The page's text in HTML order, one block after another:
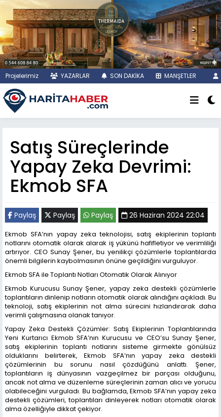
Projelerimiz YAZARLAR SON DAKİKA MANŞETLER
Satış Süreçlerinde
Yapay Zeka Devrimi:
Ekmob SFA
Paylaş Paylaş Paylaş 26 Haziran 2024 22:04
Ekmob SFA’nın yapay zeka teknolojisi, satış ekiplerinin toplantı
notlarını otomatik olarak alarak iş yükünü hafifletiyor ve verimliliği
artırıyor. CEO Sunay Şener, bu yenilikçi çözümlerle toplantılarda
önemli bilgilerin kaybolmasının önüne geçildiğini vurguluyor.
Ekmob SFA ile Toplantı Notları Otomatik Olarak Alınıyor
Ekmob Kurucusu Sunay Şener, yapay zeka destekli çözümlerle
toplantıların dinlenip notların otomatik olarak alındığını açıkladı. Bu
teknoloji, satış ekiplerinin not alma sürecini hızlandırarak daha
verimli çalışmasına olanak tanıyor.
Yapay Zeka Destekli Çözümler: Satış Ekiplerinin Toplantılarında
Yeni Kurtarıcı Ekmob SFA’nın Kurucusu ve CEO’su Sunay Şener,
satış ekiplerinin toplantı notlarını sisteme girmekte gönülsüz
olduklarını belirterek, Ekmob SFA’nın yapay zeka destekli
çözümlerinin bu sorunu nasıl çözdüğünü anlattı. Şener,
toplantıların iş dünyasının vazgeçilmez bir parçası olduğunu,
ancak not alma ve düzenleme süreçlerinin zaman alıcı ve yorucu
olabileceğini vurguladı. Bu bağlamda, Ekmob SFA’nın yapay zeka
destekli çözümleri, toplantıları dinleyerek notları otomatik olarak
alma özelliğiyle dikkat çekiyor.